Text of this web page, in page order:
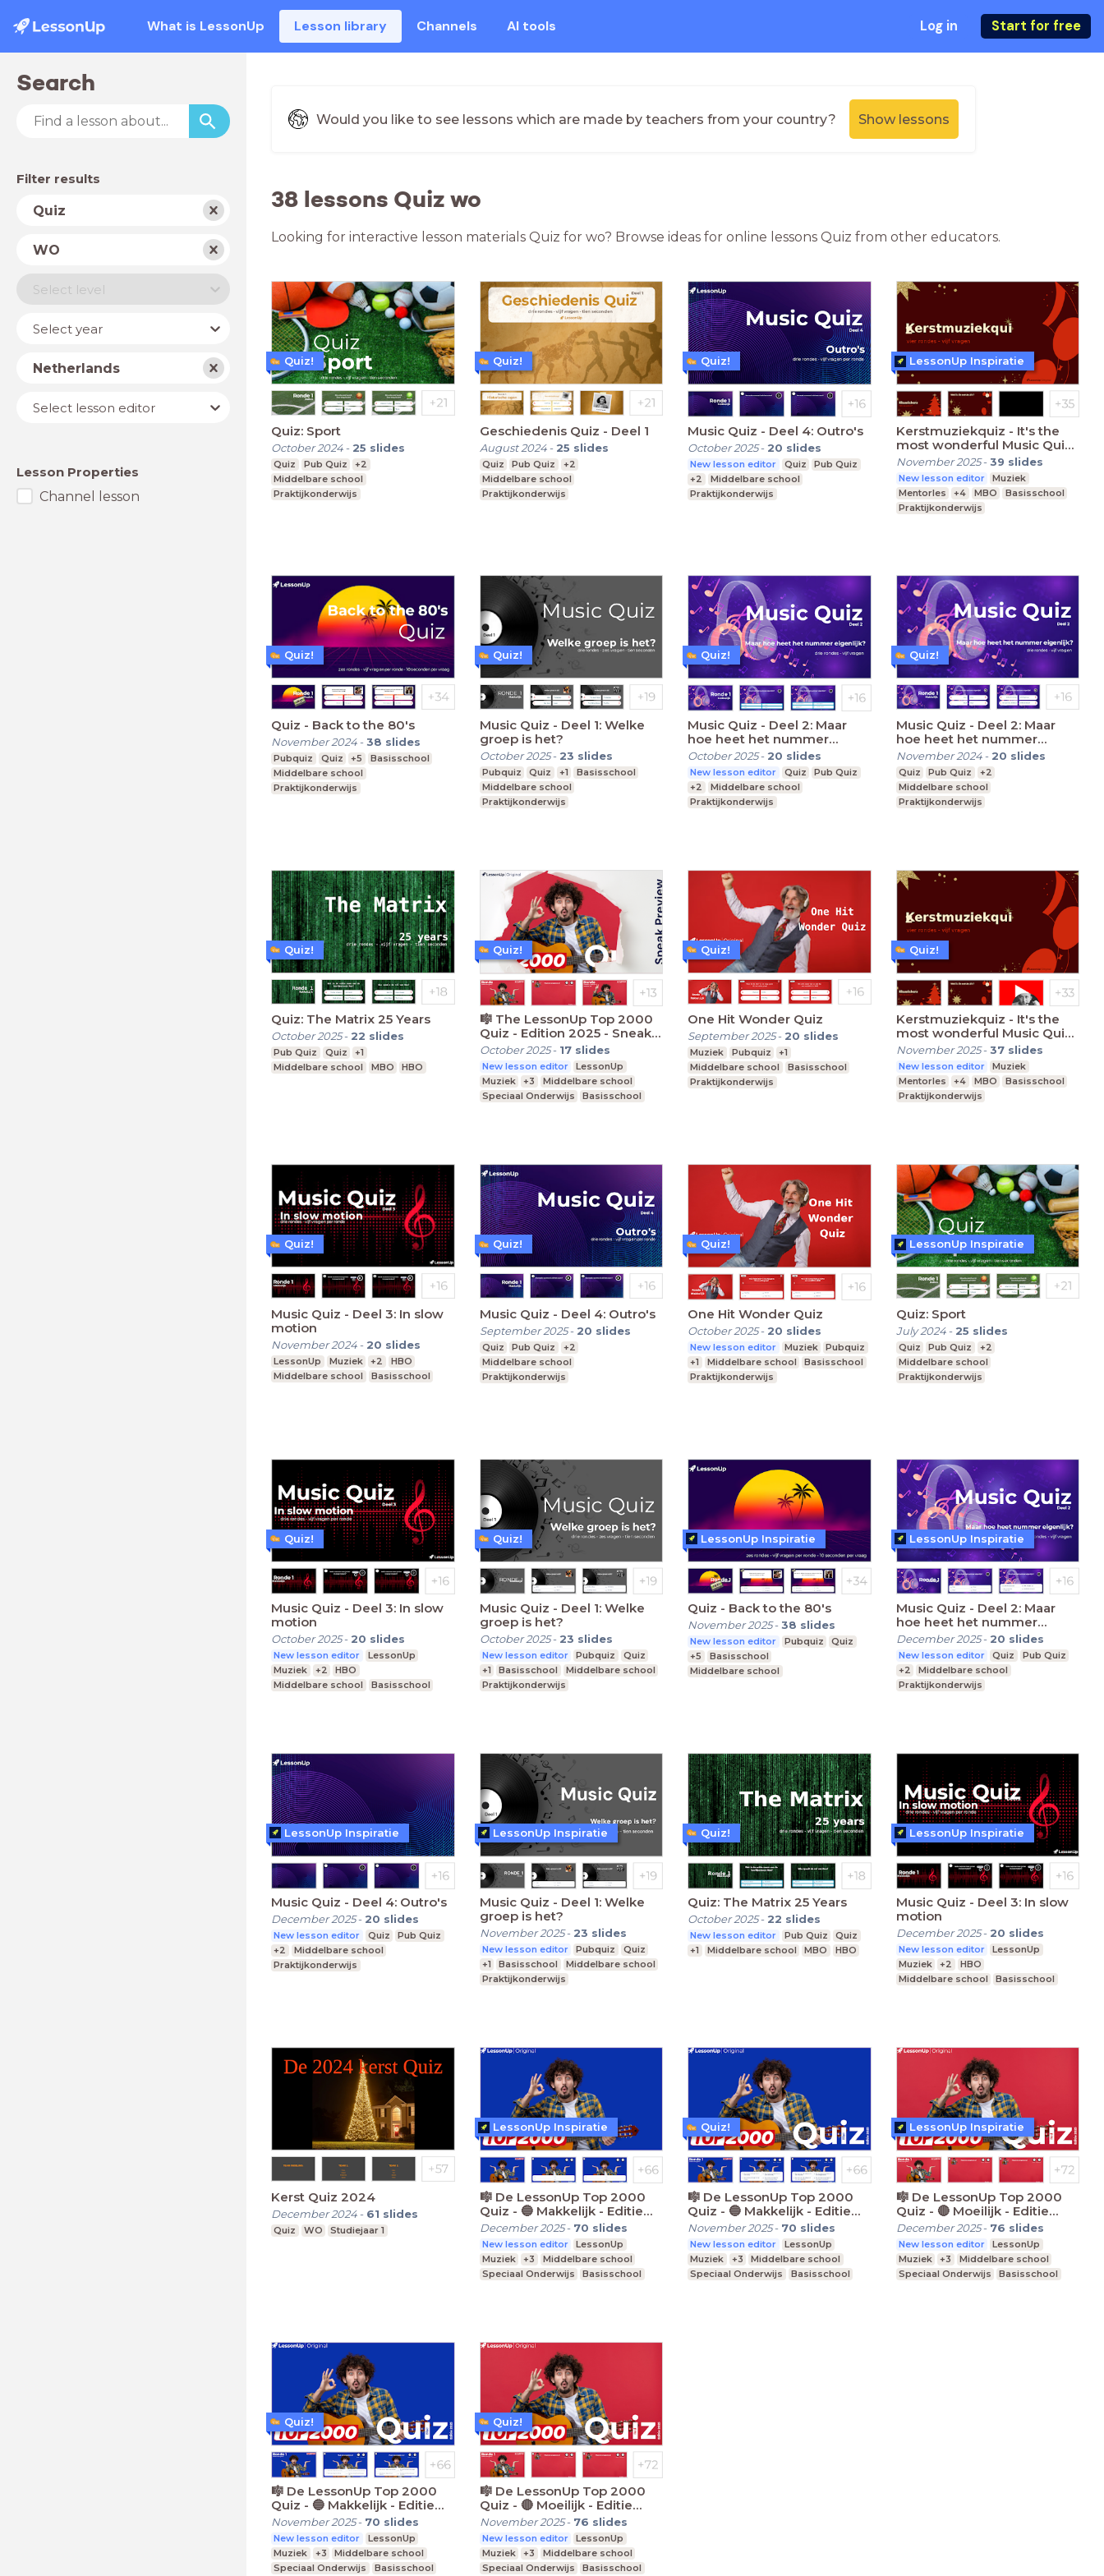
What is LessonUp Lesson library Channels AI tools Log in Start for free
Search
Filter results
Subject
Quiz
School
type
WO
Level
Select level
YearSelect year
Country
Netherlands
Lesson
editor
Select lesson editor
Lesson Properties
Channel lesson
Would you like to see lessons which are made by teachers from your country? Show lessons
38 lessons Quiz wo
Looking for interactive lesson materials Quiz for wo? Browse ideas for online lessons Quiz from other educators.
Quiz: Sport
October 2024- 25 slides
Quiz Pub Quiz
+2
Middelbare school
Praktijkonderwijs
Quiz!
Geschiedenis Quiz - Deel 1
August 2024- 25 slides
Quiz Pub Quiz
+2
Middelbare school
Praktijkonderwijs
Quiz!
Music Quiz - Deel 4: Outro's
October 2025- 20 slides
New lesson editor Quiz
Pub Quiz
+2
Middelbare school
Praktijkonderwijs
Quiz!
Kerstmuziekquiz - It's the
most wonderful Music Quiz
time of the year
November 2025-39 slides
New lesson editor
Muziek
Mentorles
+4 MBO
Basisschool
Praktijkonderwijs
LessonUp Inspiratie
Quiz - Back to the 80's
November 2024-38 slides
Pubquiz Quiz +5
Basisschool
Middelbare school
Praktijkonderwijs
Quiz!
Music Quiz - Deel 1: Welke
groep is het?
October 2025- 23 slides
Pubquiz Quiz +1
Basisschool
Middelbare school
Praktijkonderwijs
Quiz!
Music Quiz - Deel 2: Maar
hoe heet het nummer
eigenlijk?
October 2025- 20 slides
New lesson editor Quiz
Pub Quiz
+2
Middelbare school
Praktijkonderwijs
Quiz!
Music Quiz - Deel 2: Maar
hoe heet het nummer
eigenlijk?
November 2024- 20 slides
Quiz Pub Quiz
+2
Middelbare school
Praktijkonderwijs
Quiz!
Quiz: The Matrix 25 Years
October 2025- 22 slides
Pub Quiz Quiz
+1
Middelbare school
MBO HBO
Quiz!
🎼 The LessonUp Top 2000
Quiz - Edition 2025 - Sneak
Preview🎤
October 2025- 17 slides
New lesson editor
LessonUp
Muziek
+3
Middelbare school
Speciaal Onderwijs
Basisschool
Quiz!
One Hit Wonder Quiz
September 2025- 20 slides
Muziek Pubquiz
+1
Middelbare school
Basisschool
Praktijkonderwijs
Quiz!
Kerstmuziekquiz - It's the
most wonderful Music Quiz
time of the year
November 2025-37 slides
New lesson editor
Muziek
Mentorles
+4 MBO
Basisschool
Praktijkonderwijs
Quiz!
Music Quiz - Deel 3: In slow
motion
November 2024- 20 slides
LessonUp Muziek +2
HBO
Middelbare school
Basisschool
Quiz!
Music Quiz - Deel 4: Outro's
September 2025- 20 slides
Quiz Pub Quiz
+2
Middelbare school
Praktijkonderwijs
Quiz!
One Hit Wonder Quiz
October 2025- 20 slides
New lesson editor Muziek
Pubquiz
+1
Middelbare school
Basisschool
Praktijkonderwijs
Quiz!
Quiz: Sport
July 2024- 25 slides
Quiz Pub Quiz
+2
Middelbare school
Praktijkonderwijs
LessonUp Inspiratie
Music Quiz - Deel 3: In slow
motion
October 2025- 20 slides
New lesson editor
LessonUp
Muziek
+2
HBO
Middelbare school
Basisschool
Quiz!
Music Quiz - Deel 1: Welke
groep is het?
October 2025- 23 slides
New lesson editor Pubquiz
Quiz
+1
Basisschool
Middelbare school
Praktijkonderwijs
Quiz!
Quiz - Back to the 80's
November 2025-38 slides
New lesson editor Pubquiz
Quiz
+5
Basisschool
Middelbare school
LessonUp Inspiratie
Music Quiz - Deel 2: Maar
hoe heet het nummer
eigenlijk?
December 2025- 20 slides
New lesson editor Quiz
Pub Quiz
+2
Middelbare school
Praktijkonderwijs
LessonUp Inspiratie
Music Quiz - Deel 4: Outro's
December 2025- 20 slides
New lesson editor Quiz
Pub Quiz
+2
Middelbare school
Praktijkonderwijs
LessonUp Inspiratie
Music Quiz - Deel 1: Welke
groep is het?
November 2025- 23 slides
New lesson editor Pubquiz
Quiz
+1
Basisschool
Middelbare school
Praktijkonderwijs
LessonUp Inspiratie
Quiz: The Matrix 25 Years
October 2025- 22 slides
New lesson editor Pub Quiz
Quiz
+1
Middelbare school MBO HBO
Quiz!
Music Quiz - Deel 3: In slow
motion
December 2025- 20 slides
New lesson editor
LessonUp
Muziek
+2
HBO
Middelbare school
Basisschool
LessonUp Inspiratie
Kerst Quiz 2024
December 2024- 61 slides
Quiz WO Studiejaar 1
🎼 De LessonUp Top 2000
Quiz - 🔵 Makkelijk - Editie
2025🎤
December 2025- 70 slides
New lesson editor
LessonUp
Muziek
+3
Middelbare school
Speciaal Onderwijs
Basisschool
LessonUp Inspiratie
🎼 De LessonUp Top 2000
Quiz - 🔵 Makkelijk - Editie
2025🎤
November 2025- 70 slides
New lesson editor
LessonUp
Muziek
+3
Middelbare school
Speciaal Onderwijs
Basisschool
Quiz!
🎼 De LessonUp Top 2000
Quiz - 🔴 Moeilijk - Editie
2025🎤
December 2025- 76 slides
New lesson editor
LessonUp
Muziek
+3
Middelbare school
Speciaal Onderwijs
Basisschool
LessonUp Inspiratie
🎼 De LessonUp Top 2000
Quiz - 🔵 Makkelijk - Editie
2025🎤
November 2025- 70 slides
New lesson editor
LessonUp
Muziek
+3
Middelbare school
Speciaal Onderwijs
Basisschool
Quiz!
🎼 De LessonUp Top 2000
Quiz - 🔴 Moeilijk - Editie
2025🎤
November 2025- 76 slides
New lesson editor
LessonUp
Muziek
+3
Middelbare school
Speciaal Onderwijs
Basisschool
Quiz!